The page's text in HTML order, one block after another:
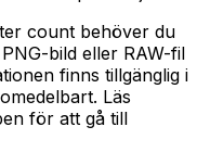
count behöver du
bild eller RAW-fil
finns tillgänglig i
Läs
för att gå till